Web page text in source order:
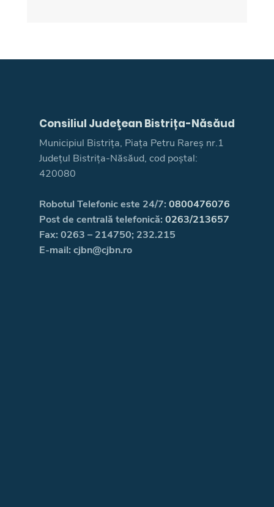
Consiliul Judeţean Bistrița-Năsăud
Municipiul Bistrița, Piața Petru Rareș nr.1
Județul Bistrița-Năsăud, cod poștal:
420080
Robotul Telefonic este 24/7: 0800476076
Post de centrală telefonică: 0263/213657
Fax: 0263 – 214750; 232.215
E-mail: cjbn@cjbn.ro